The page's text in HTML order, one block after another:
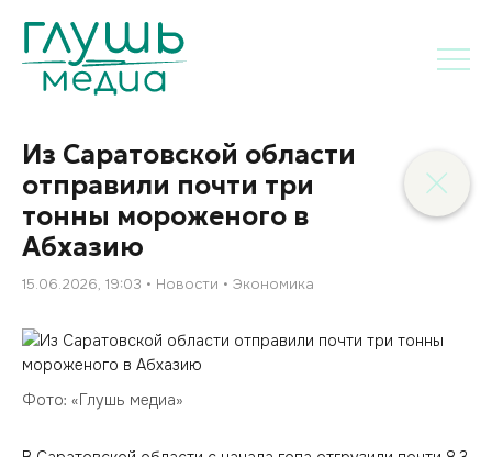
Из Саратовской области
отправили почти три
тонны мороженого в
Абхазию
15.06.2026, 19:03 Новости Экономика
Фото: «Глушь медиа»